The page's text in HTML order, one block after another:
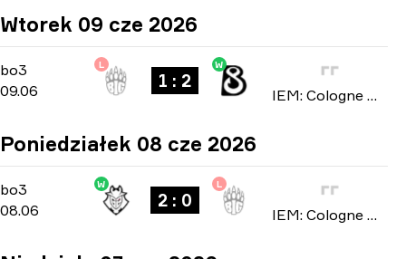
Wtorek 09 cze 2026
bo3
bo3
09.06
L
1 : 2
W
IEM: Cologne Major 2026
Poniedziałek 08 cze 2026
bo3
bo3
08.06
W
2 : 0
L
IEM: Cologne Major 2026